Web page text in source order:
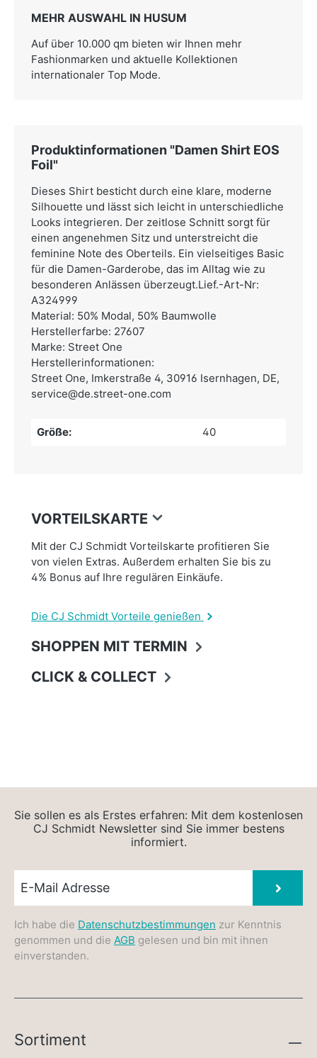
MEHR AUSWAHL IN HUSUM
Auf über 10.000 qm bieten wir Ihnen mehr
Fashionmarken und aktuelle Kollektionen
internationaler Top Mode.
Produktinformationen "Damen Shirt EOS
Foil"
Dieses Shirt besticht durch eine klare, moderne
Silhouette und lässt sich leicht in unterschiedliche
Looks integrieren. Der zeitlose Schnitt sorgt für
einen angenehmen Sitz und unterstreicht die
feminine Note des Oberteils. Ein vielseitiges Basic
für die Damen-Garderobe, das im Alltag wie zu
besonderen Anlässen überzeugt.Lief.-Art-Nr:
A324999
Material: 50% Modal, 50% Baumwolle
Herstellerfarbe: 27607
Marke: Street One
Herstellerinformationen:
Street One, Imkerstraße 4, 30916 Isernhagen, DE,
service@de.street-one.com
Größe: 40
VORTEILSKARTE
Mit der CJ Schmidt Vorteilskarte profitieren Sie
von vielen Extras. Außerdem erhalten Sie bis zu
4% Bonus auf Ihre regulären Einkäufe.
Die CJ Schmidt Vorteile genießen
SHOPPEN MIT TERMIN
CLICK & COLLECT
Sie sollen es als Erstes erfahren: Mit dem kostenlosen
CJ Schmidt Newsletter sind Sie immer bestens
informiert.
Ich habe die Datenschutzbestimmungen zur Kenntnis
genommen und die AGB gelesen und bin mit ihnen
einverstanden.
Sortiment